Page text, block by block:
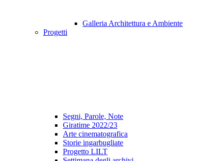
Galleria Architettura e Ambiente
Progetti
Segni, Parole, Note
Giratime 2022/23
Arte cinematografica
Storie ingarbugliate
Progetto LILT